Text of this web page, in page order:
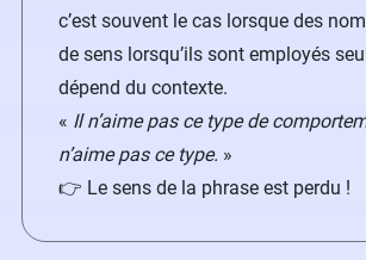
c’est souvent le cas lorsque des
de sens lorsqu’ils sont employés
dépend du contexte.
« Il n’aime pas ce type de
n’aime pas ce type. »
👉 Le sens de la phrase est perdu !